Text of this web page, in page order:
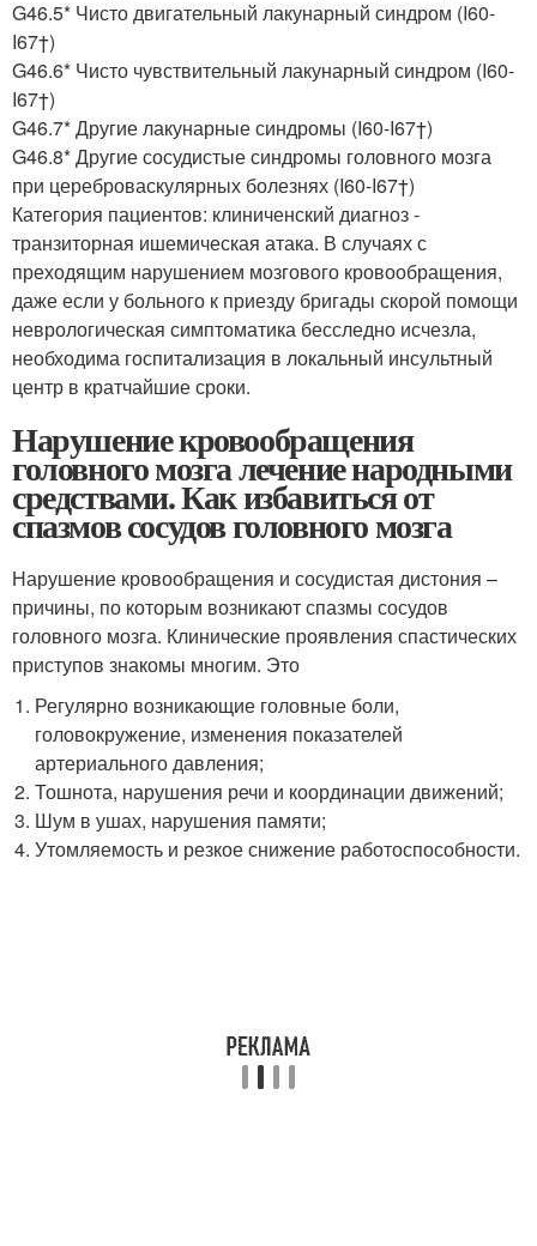
G46.5* Чисто двигательный лакунарный синдром (I60-
I67†)
G46.6* Чисто чувствительный лакунарный синдром (I60-
I67†)
G46.7* Другие лакунарные синдромы (I60-I67†)
G46.8* Другие сосудистые синдромы головного мозга
при цереброваскулярных болезнях (I60-I67†)
Категория пациентов: клиниченский диагноз -
транзиторная ишемическая атака. В случаях с
преходящим нарушением мозгового кровообращения,
даже если у больного к приезду бригады скорой помощи
неврологическая симптоматика бесследно исчезла,
необходима госпитализация в локальный инсультный
центр в кратчайшие сроки.
Нарушение кровообращения
головного мозга лечение народными
средствами. Как избавиться от
спазмов сосудов головного мозга
Нарушение кровообращения и сосудистая дистония –
причины, по которым возникают спазмы сосудов
головного мозга. Клинические проявления спастических
приступов знакомы многим. Это
Регулярно возникающие головные боли,
головокружение, изменения показателей
артериального давления;
Тошнота, нарушения речи и координации движений;
Шум в ушах, нарушения памяти;
Утомляемость и резкое снижение работоспособности.